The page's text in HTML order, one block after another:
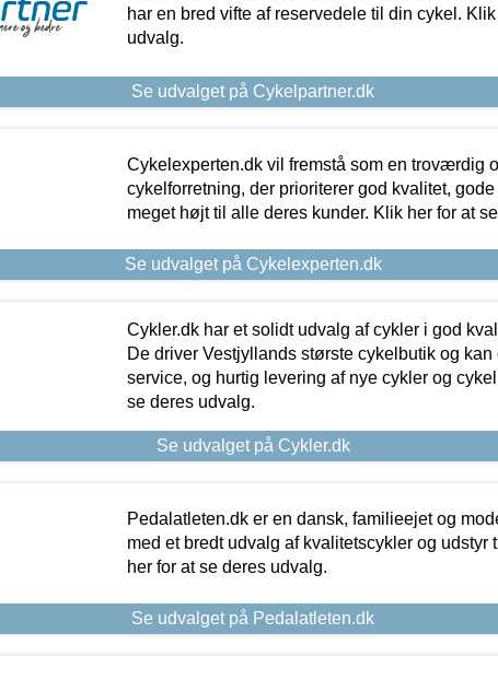
har en bred vifte af reservedele til din cykel.
udvalg.
Se udvalget på Cykelpartner.dk
Cykelexperten.dk vil fremstå som en troværdig
cykelforretning, der prioriterer god kvalitet,
meget højt til alle deres kunder. Klik her for at
Se udvalget på Cykelexperten.dk
Cykler.dk har et solidt udvalg af cykler i god
De driver Vestjyllands største cykelbutik og kan
service, og hurtig levering af nye cykler og
se deres udvalg.
Se udvalget på Cykler.dk
Pedalatleten.dk er en dansk, familieejet og
med et bredt udvalg af kvalitetscykler og udstyr
her for at se deres udvalg.
Se udvalget på Pedalatleten.dk